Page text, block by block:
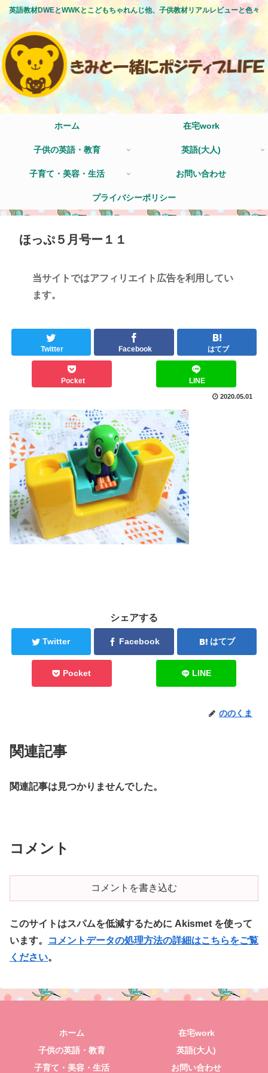
英語教材DWEとWWKとこどもちゃれんじ他、子供教材リアルレビューと色々
ホーム 在宅work
子供の英語・教育 英語(大人)
子育て・美容・生活 お問い合わせ
プライバシーポリシー
ほっぷ５月号ー１１
当サイトではアフィリエイト広告を利用してい
ます。
Twitter Facebook はてブ
Pocket LINE
2020.05.01
シェアする
Twitter Facebook はてブ
Pocket LINE
ののくま
関連記事
関連記事は見つかりませんでした。
コメント
コメントを書き込む
このサイトはスパムを低減するために Akismet を使って
います。
コメントデータの処理方法の詳細はこちらをご覧
ください。
ホーム
在宅work
子供の英語・教育
英語(大人)
子育て・美容・生活
お問い合わせ